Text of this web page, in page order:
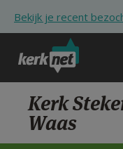
Bekijk je recent
KERK
Kerk
Waas